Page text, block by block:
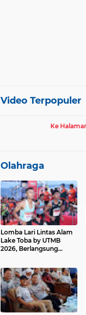
Video Terpopuler
Ke
Olahraga
Lomba Lari Lintas Alam
Lake Toba by UTMB
2026, Berlangsung